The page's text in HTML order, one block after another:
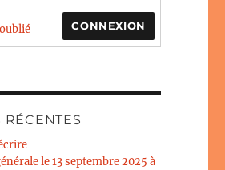
CONNEXION
RÉCENTES
le 13 septembre 2025 à